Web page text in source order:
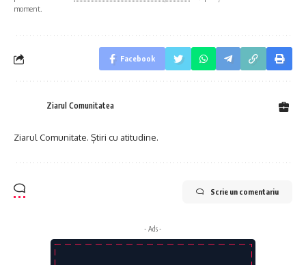
moment.
Facebook
Ziarul Comunitatea
Ziarul Comunitate. Știri cu atitudine.
Scrie un comentariu
- Ads -